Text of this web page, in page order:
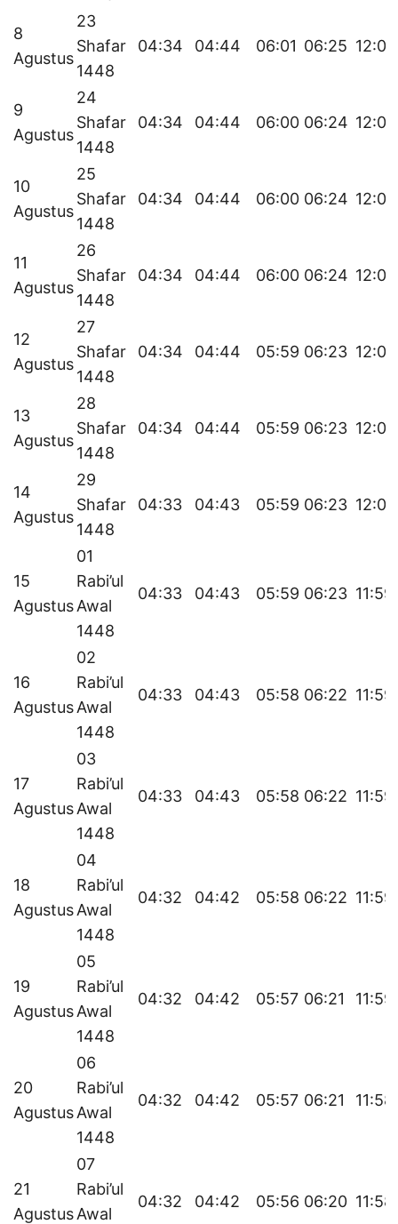
8
Agustus
23
Shafar
1448
04:34 04:44 06:01 06:25 12:01
9
Agustus
24
Shafar
1448
04:34 04:44 06:00 06:24 12:00
10
Agustus
25
Shafar
1448
04:34 04:44 06:00 06:24 12:00
11
Agustus
26
Shafar
1448
04:34 04:44 06:00 06:24 12:00
12
Agustus
27
Shafar
1448
04:34 04:44 05:59 06:23 12:00
13
Agustus
28
Shafar
1448
04:34 04:44 05:59 06:23 12:00
14
Agustus
29
Shafar
1448
04:33 04:43 05:59 06:23 12:00
15
Agustus
01
Rabi’ul
Awal
1448
04:33 04:43 05:59 06:23 11:59
16
Agustus
02
Rabi’ul
Awal
1448
04:33 04:43 05:58 06:22 11:59
17
Agustus
03
Rabi’ul
Awal
1448
04:33 04:43 05:58 06:22 11:59
18
Agustus
04
Rabi’ul
Awal
1448
04:32 04:42 05:58 06:22 11:59
19
Agustus
05
Rabi’ul
Awal
1448
04:32 04:42 05:57 06:21 11:59
20
Agustus
06
Rabi’ul
Awal
1448
04:32 04:42 05:57 06:21 11:58
21
Agustus
07
Rabi’ul
Awal
04:32 04:42 05:56 06:20 11:58